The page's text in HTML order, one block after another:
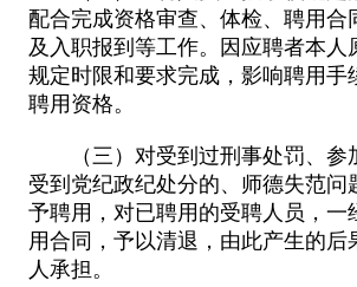
配合完成资格审查、体检、聘用合
及入职报到等工作。因应聘者本人
规定时限和要求完成，影响聘用手
聘用资格。
（三）对受到过刑事处罚、
受到党纪政纪处分的、师德失范问
予聘用，对已聘用的受聘人员，一
用合同，予以清退，由此产生的后
人承担。